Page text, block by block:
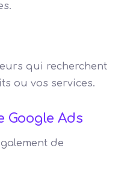
qui recherchent
ou vos services.
Google Ads
de